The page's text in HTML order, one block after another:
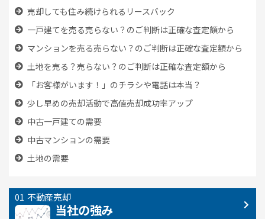
売却しても住み続けられるリースバック
一戸建てを売る売らない？のご判断は正確な査定額から
マンションを売る売らない？のご判断は正確な査定額から
土地を売る？売らない？のご判断は正確な査定額から
「お客様がいます！」のチラシや電話は本当？
少し早めの売却活動で高値売却成功率アップ
中古一戸建ての需要
中古マンションの需要
土地の需要
不動産売却
当社の強み